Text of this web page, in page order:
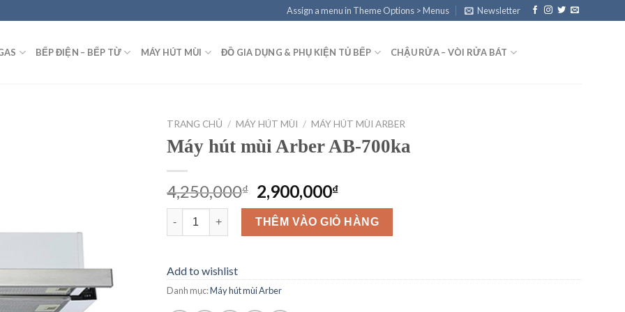
Assign a menu in Theme Options > Menus Newsletter
BẾP ĐIỆN – BẾP TỪ MÁY HÚT MÙI ĐỒ GIA DỤNG & PHỤ KIỆN TỦ BẾP CHẬU RỬA – VÒI RỬA BÁT
TRANG CHỦ / MÁY HÚT MÙI / MÁY HÚT MÙI ARBER
Máy hút mùi Arber AB-700ka
4,250,000₫ Giá
gốc
là:
4,250,000₫.
2,900,000₫Giá
hiện
tại
là:
Máy hút mùi Arber AB-700ka số lượng
THÊM VÀO GIỎ HÀNG
Add to wishlist
Danh mục:Máy hút mùi Arber